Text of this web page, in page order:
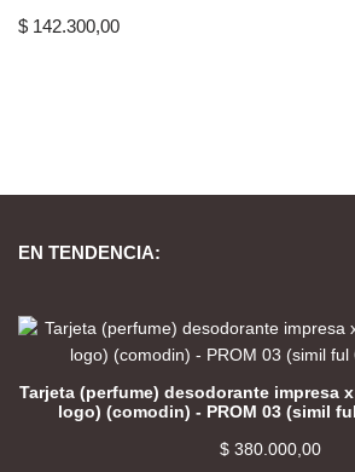
$ 142.300,00
EN TENDENCIA:
Tarjeta (perfume) desodorante impresa
logo) (comodin) - PROM 03 (simil
$ 380.000,00